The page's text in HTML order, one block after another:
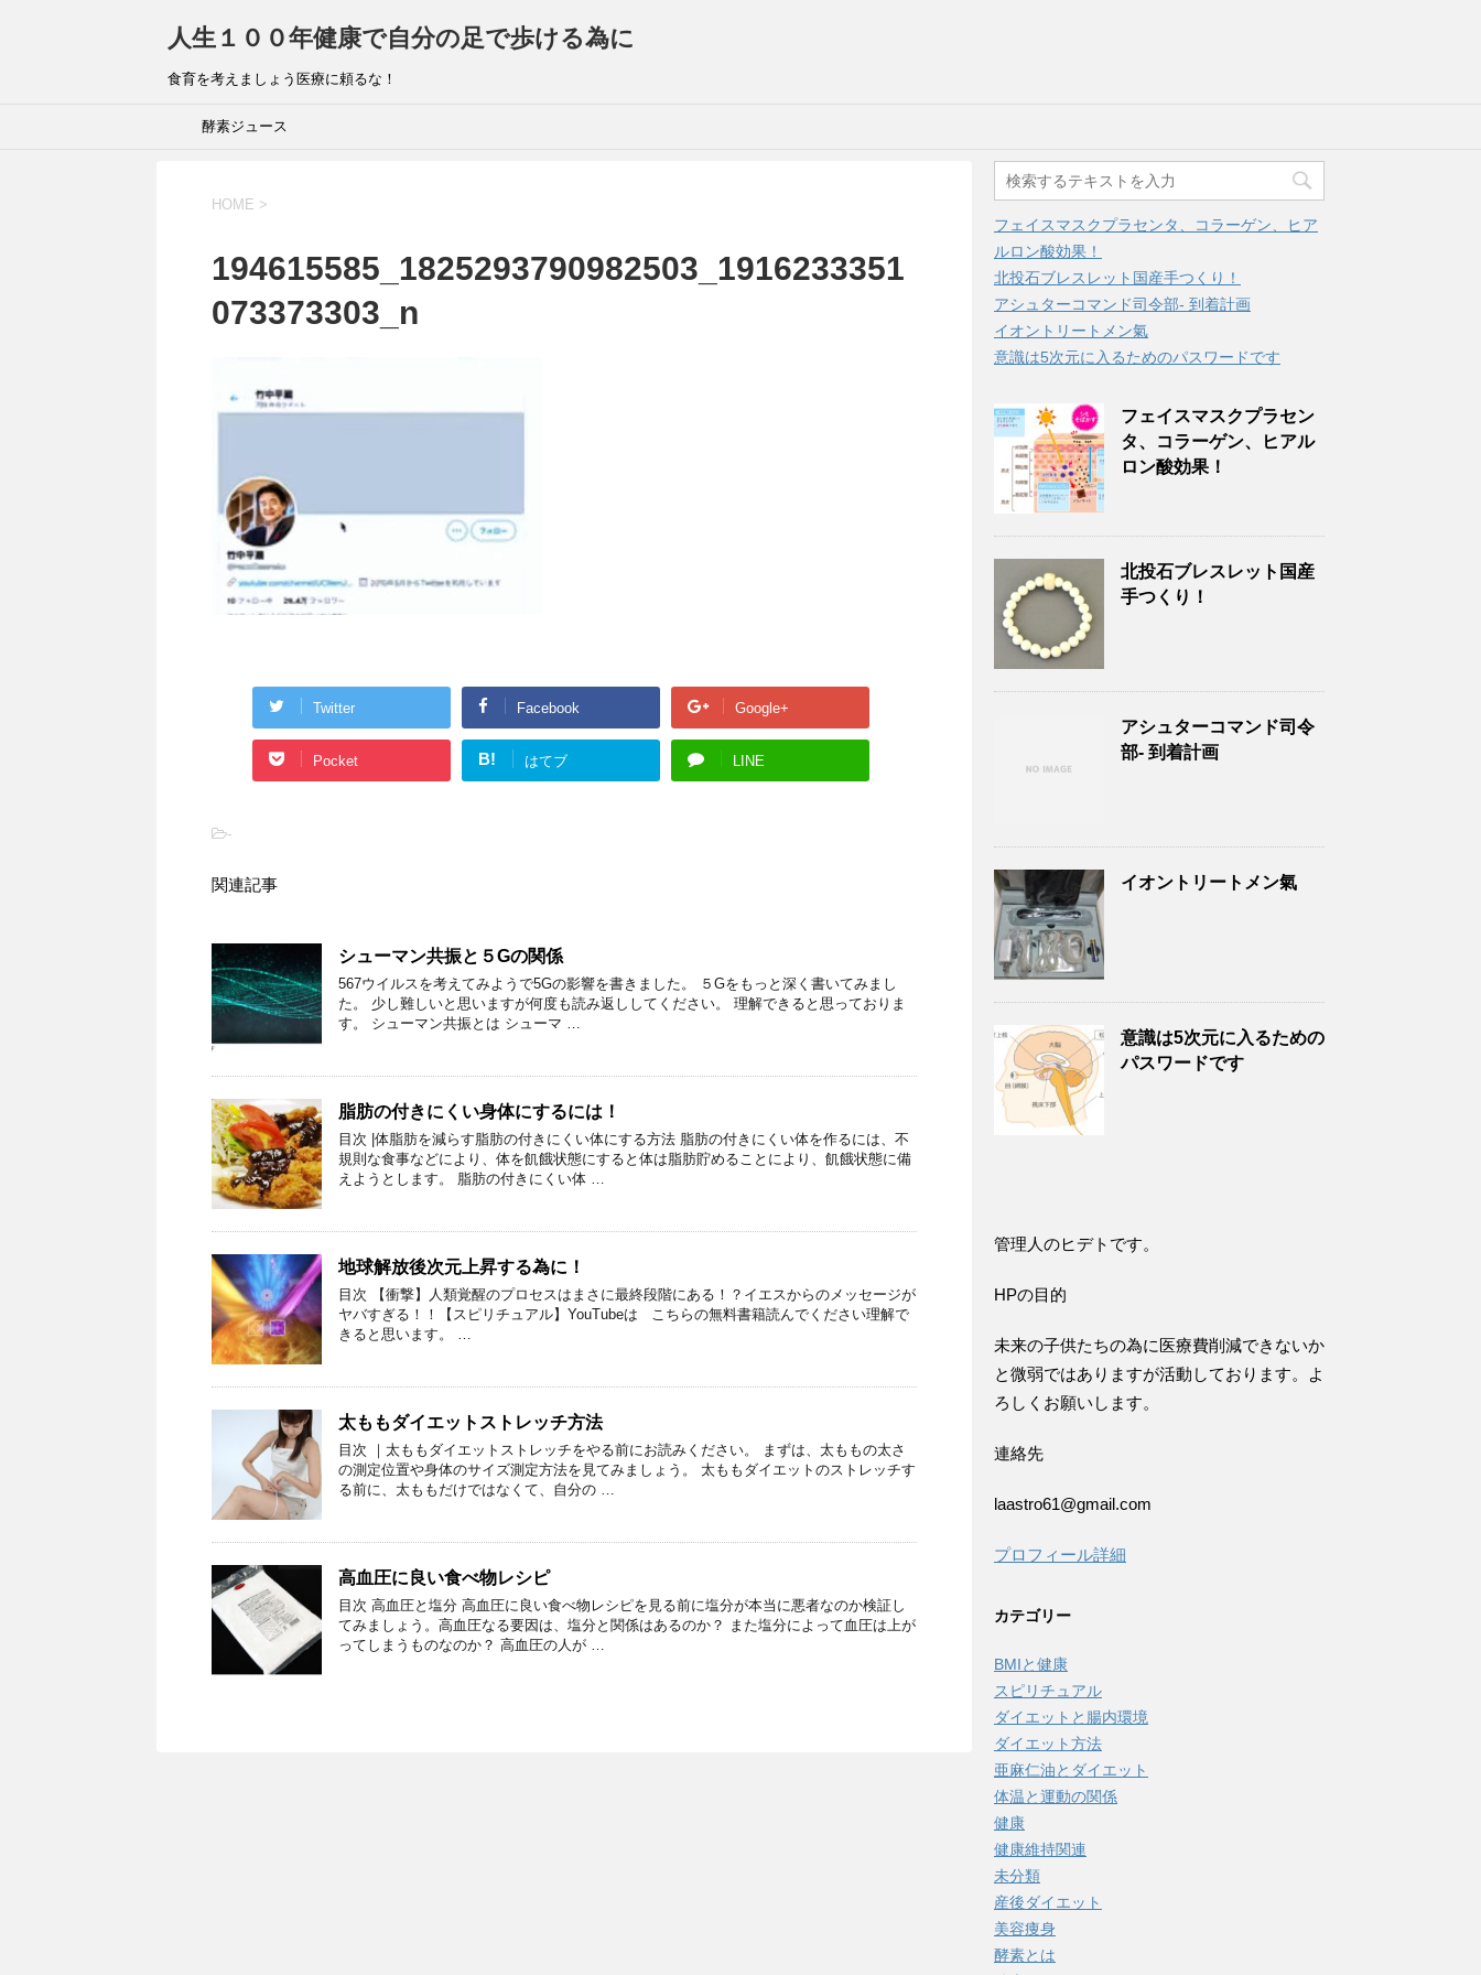
人生１００年健康で自分の足で歩ける為に
食育を考えましょう医療に頼るな！
酵素ジュース
HOME >
194615585_1825293790982503_1916233351
073373303_n
Twitter Facebook Google+
Pocket B! はてブ LINE
-
関連記事
シューマン共振と５Gの関係
567ウイルスを考えてみようで5Gの影響を書きました。 ５Gをもっと深く書いてみまし
た。 少し難しいと思いますが何度も読み返ししてください。 理解できると思っておりま
す。 シューマン共振とは シューマ …
脂肪の付きにくい身体にするには！
目次 |体脂肪を減らす脂肪の付きにくい体にする方法 脂肪の付きにくい体を作るには、不
規則な食事などにより、体を飢餓状態にすると体は脂肪貯めることにより、飢餓状態に備
えようとします。 脂肪の付きにくい体 …
地球解放後次元上昇する為に！
目次 【衝撃】人類覚醒のプロセスはまさに最終段階にある！？イエスからのメッセージが
ヤバすぎる！！【スピリチュアル】YouTubeは こちらの無料書籍読んでください理解で
きると思います。 …
太ももダイエットストレッチ方法
目次 ｜太ももダイエットストレッチをやる前にお読みください。 まずは、太ももの太さ
の測定位置や身体のサイズ測定方法を見てみましょう。 太ももダイエットのストレッチす
る前に、太ももだけではなくて、自分の …
高血圧に良い食べ物レシピ
目次 高血圧と塩分 高血圧に良い食べ物レシピを見る前に塩分が本当に悪者なのか検証し
てみましょう。高血圧なる要因は、塩分と関係はあるのか？ また塩分によって血圧は上が
ってしまうものなのか？ 高血圧の人が …
フェイスマスクプラセンタ、コラーゲン、ヒア
ルロン酸効果！
北投石ブレスレット国産手つくり！
アシュターコマンド司令部- 到着計画
イオントリートメン氣
意識は5次元に入るためのパスワードです
フェイスマスクプラセン
タ、コラーゲン、ヒアル
ロン酸効果！
北投石ブレスレット国産
手つくり！
アシュターコマンド司令
部- 到着計画
イオントリートメン氣
意識は5次元に入るための
パスワードです
管理人のヒデトです。
HPの目的
未来の子供たちの為に医療費削減できないか
と微弱ではありますが活動しております。よ
ろしくお願いします。
連絡先
laastro61@gmail.com
プロフィール詳細
カテゴリー
BMIと健康
スピリチュアル
ダイエットと腸内環境
ダイエット方法
亜麻仁油とダイエット
体温と運動の関係
健康
健康維持関連
未分類
産後ダイエット
美容痩身
酵素とは